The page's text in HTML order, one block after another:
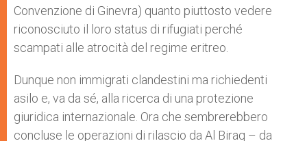
Convenzione di Ginevra) quanto piuttosto vedere
riconosciuto il loro status di rifugiati perché
scampati alle atrocità del regime eritreo.
Dunque non immigrati clandestini ma richiedenti
asilo e, va da sé, alla ricerca di una protezione
giuridica internazionale. Ora che sembrerebbero
concluse le operazioni di rilascio da Al Biraq – da